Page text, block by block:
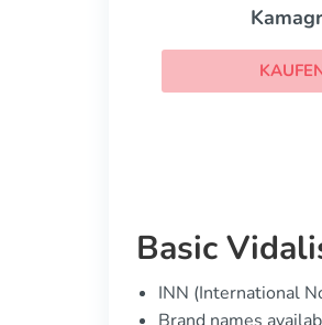
Levitra
Basic
INN (International